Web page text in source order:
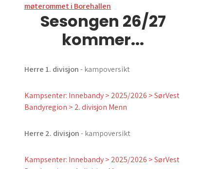
møterommet i Borehallen
Sesongen 26/27
kommer...
Herre 1. divisjon- kampoversikt
Kampsenter: Innebandy > 2025/2026 > SørVest
Bandyregion > 2. divisjon Menn
Herre 2. divisjon- kampoversikt
Kampsenter: Innebandy > 2025/2026 > SørVest